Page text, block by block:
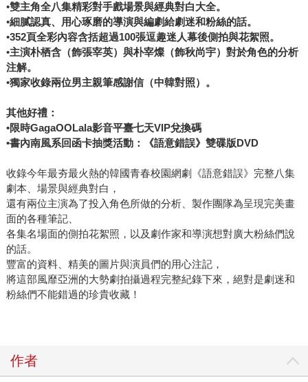
•雙主角全八集精彩對手戲場景與經典對白大全。
•細膩認真、用心琢磨的導演與編劇給劇迷和粉絲的話。
•352頁全彩內容含括超過100張逗趣迷人幕後側拍與花絮照。
•主演朴栖含（飾張宰英）與朴宰燦（飾秋尚宇）對於角色的分析
注解。
•獨家收錄兩位男主親筆感謝信（中韓對照）。
其他好禮：
•限時GagaOOLala影音平臺七天VIP兌換碼
•書內南風系回函卡抽獎活動：《語意錯誤》雙碟版DVD
收錄今年最夯最火熱的韓國青春校園網劇《語意錯誤》完整八集
劇本、場景與經典對白，
還有兩位主演為了投入角色所做的分析、製作團隊為呈現完美畫
面的各種筆記、
各集名場面的側拍花絮照，以及劇作家和導演想對廣大粉絲們說
的話。
豐富的資料、精美的圖片與演員們的用心注記，
將這部風靡亞洲的大勢劇拍攝過程完整紀錄下來，絕對是劇迷和
粉絲們不能錯過的珍貴收藏！
作者